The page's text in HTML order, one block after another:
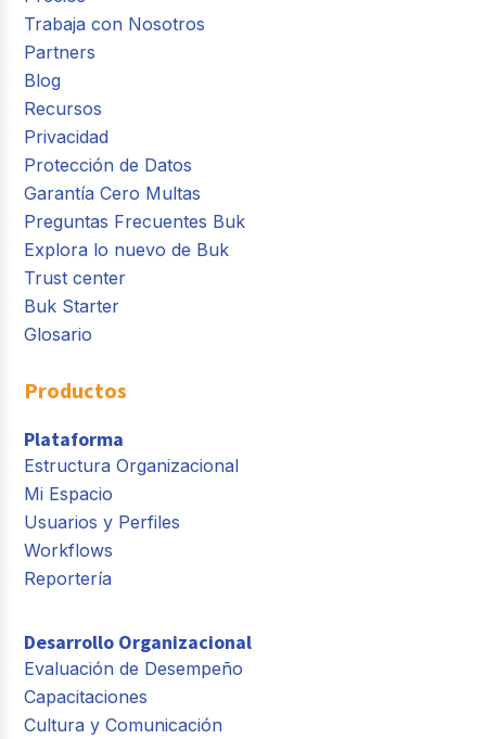
Trabaja con Nosotros
Partners
Blog
Recursos
Privacidad
Protección de Datos
Garantía Cero Multas
Preguntas Frecuentes Buk
Explora lo nuevo de Buk
Trust center
Buk Starter
Glosario
Productos
Plataforma
Estructura Organizacional
Mi Espacio
Usuarios y Perfiles
Workflows
Reportería
Desarrollo Organizacional
Evaluación de Desempeño
Capacitaciones
Cultura y Comunicación